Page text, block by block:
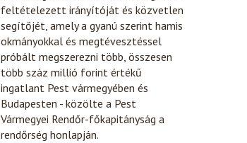
feltételezett irányítóját és közvetlen
segítőjét, amely a gyanú szerint hamis
okmányokkal és megtévesztéssel
próbált megszerezni több, összesen
több száz millió forint értékű
ingatlant Pest vármegyében és
Budapesten - közölte a Pest
Vármegyei Rendőr-főkapitányság a
rendőrség honlapján.